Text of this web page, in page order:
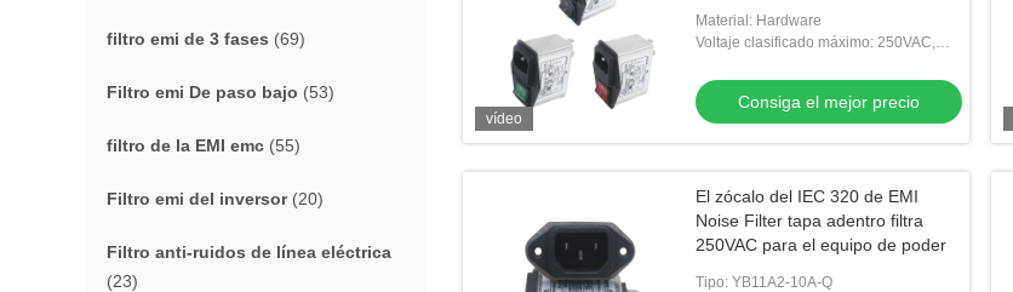
filtro emi de 3 fases (69)
Filtro emi De paso bajo (53)
filtro de la EMI emc (55)
Filtro emi del inversor(20)
Filtro anti-ruidos de línea eléctrica
(23)
vídeo
Material: Hardware
Voltaje clasificado máximo: 250VAC,
Consiga el mejor precio
El zócalo del IEC 320 de EMI
Noise Filter tapa adentro filtra
250VAC para el equipo de poder
Tipo: YB11A2-10A-Q